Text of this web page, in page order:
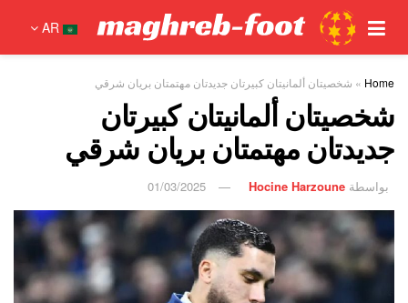
AR
Home
» شخصيتان ألمانيتان كبيرتان جديدتان مهتمتان بريان شرقي
شخصيتان ألمانيتان كبيرتان
جديدتان مهتمتان بريان شرقي
بواسطة Hocine Harzoune
01/03/2025